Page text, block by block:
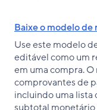
Baixe o modelo
Use este modelo
editável como um
em uma compra.
comprovantes de
incluindo uma lista